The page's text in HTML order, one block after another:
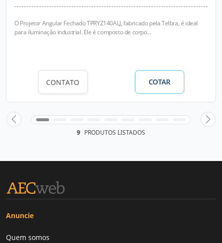
O Projetor Angular Fechado TPRYZ140ALJ, fabricado pela Telbra, é ideal
para iluminação industrial. Ele é composto de corpo...
CONTATO COTAR
9 PRODUTOS LISTADOS
Anuncie
Quem somos